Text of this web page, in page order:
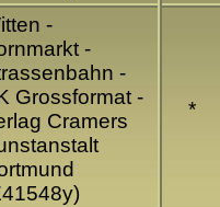
-
-
-
Grossformat -
Cramers
*